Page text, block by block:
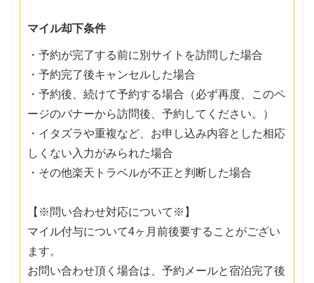
マイル却下条件
・予約が完了する前に別サイトを訪問した場合
・予約完了後キャンセルした場合
・予約後、続けて予約する場合（必ず再度、このペ
ージのバナーから訪問後、予約してください。）
・イタズラや重複など、お申し込み内容とした相応
しくない入力がみられた場合
・その他楽天トラベルが不正と判断した場合
【※問い合わせ対応について※】
マイル付与について4ヶ月前後要することがござい
ます。
お問い合わせ頂く場合は、予約メールと宿泊完了後